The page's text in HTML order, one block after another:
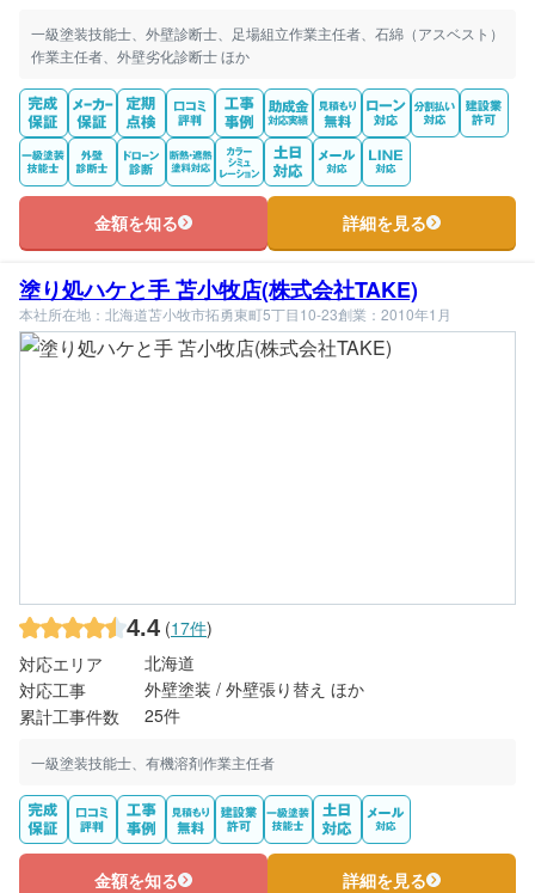
一級塗装技能士、外壁診断士、足場組立作業主任者、石綿（アスベスト）
作業主任者、外壁劣化診断士 ほか
金額を知る 詳細を見る
塗り処ハケと手 苫小牧店(株式会社TAKE)
本社所在地：北海道苫小牧市拓勇東町5丁目10-23創業：2010年1月
4.4 (17件)
対応エリア
北海道
対応工事
外壁塗装 / 外壁張り替え ほか
累計工事件数
25件
一級塗装技能士、有機溶剤作業主任者
金額を知る 詳細を見る